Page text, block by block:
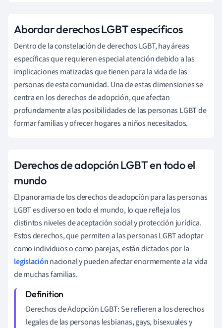
Abordar derechos LGBT específicos
Dentro de la constelación de derechos LGBT, hay áreas
específicas que requieren especial atención debido a las
implicaciones matizadas que tienen para la vida de las
personas de esta comunidad. Una de estas dimensiones se
centra en los derechos de adopción, que afectan
profundamente a las posibilidades de las personas LGBT de
formar familias y ofrecer hogares a niños necesitados.
Derechos de adopción LGBT en todo el
mundo
El panorama de los derechos de adopción para las personas
LGBT es diverso en todo el mundo, lo que refleja los
distintos niveles de aceptación social y protección jurídica.
Estos derechos, que permiten a las personas LGBT adoptar
como individuos o como parejas, están dictados por la
legislaciónnacional y pueden afectar enormemente a la vida
de muchas familias.
Derechos de Adopción LGBT: Se refieren a los derechos
legales de las personas lesbianas, gays, bisexuales y